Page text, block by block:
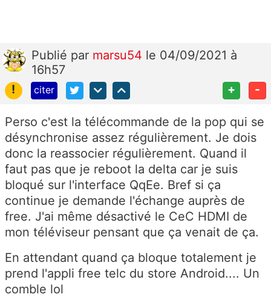
Publié par marsu54 le 04/09/2021 à
16h57
!
citer + -
Perso c'est la télécommande de la pop qui se
désynchronise assez régulièrement. Je dois
donc la reassocier régulièrement. Quand il
faut pas que je reboot la delta car je suis
bloqué sur l'interface QqEe. Bref si ça
continue je demande l'échange auprès de
free. J'ai même désactivé le CeC HDMI de
mon téléviseur pensant que ça venait de ça.
En attendant quand ça bloque totalement je
prend l'appli free telc du store Android.... Un
comble lol